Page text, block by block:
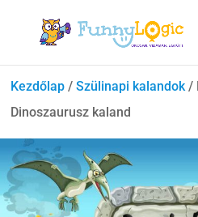
Kezdőlap /Szülinapi kalandok/
Dinoszaurusz kaland